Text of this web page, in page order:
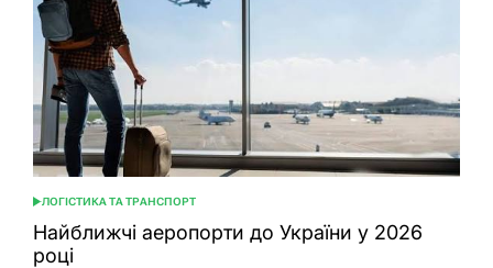
ОПУБЛІКУВАТИ
У
ЛОГІСТИКА ТА ТРАНСПОРТ
Найближчі аеропорти до України у 2026
році